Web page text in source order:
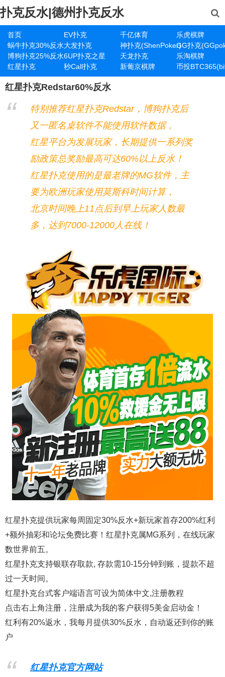
扑克反水|德州扑克反水
首页 EV扑克 千亿体育
乐虎棋牌
蜗牛扑克30%反水大发扑克 神扑克(ShenPoker)GG扑克
博狗扑克25%反水6UP扑克之星 天龙扑克
乐淘棋牌
红星扑克
秒Call扑克 新葡京棋牌 币投
红星扑克Redstar60%反水
特别推荐红星扑克Redstar，博狗扑克后
又一匿名桌软件不能使用软件数据，
红星平台为发展玩家，长期提供一系列奖
励政策总奖励最高可达60%以上反水！
红星扑克使用的是最老牌的MG软件，主
要为欧洲玩家使用莫斯科时间计算，
北京时间晚上11点后到早上玩家人数最
多，达到7000-12000人在线！
红星扑克提供玩家每周固定30%反水+新玩家首存200%红利
+额外抽彩和论坛免费比赛！红星扑克属MG系列，在线玩家
数世界前五。
红星扑克支持银联存取款, 存款需10-15分钟到账，提款不超
过一天时间。
红星扑克台式客户端语言可设为简体中文,注册教程
点击右上角注册，注册成为我的客户获得5美金启动金！
红利有20%返水，我每月提供30%反水，自动返还到你的账
户
红星扑克官方网站